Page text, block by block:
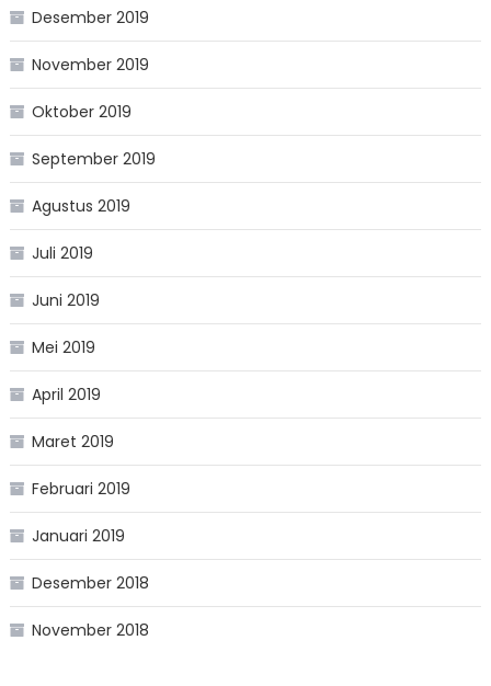
Desember 2019
November 2019
Oktober 2019
September 2019
Agustus 2019
Juli 2019
Juni 2019
Mei 2019
April 2019
Maret 2019
Februari 2019
Januari 2019
Desember 2018
November 2018